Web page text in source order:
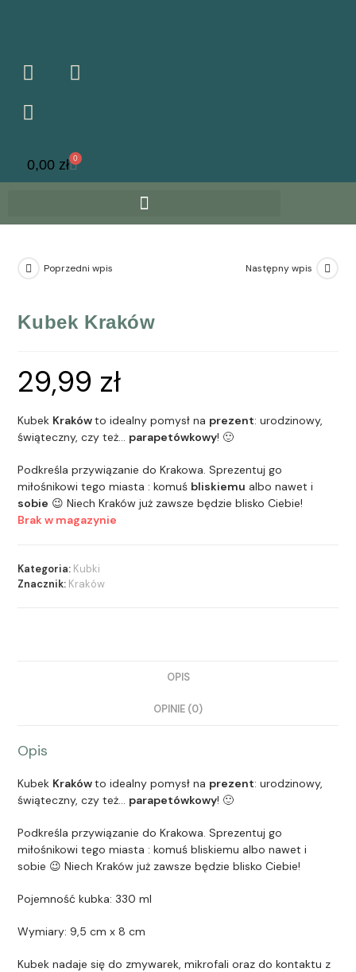
0,00 zł 0
Poprzedni wpis Następny wpis
Kubek Kraków
29,99 zł
Kubek Krakówto idealny pomysł na prezent: urodzinowy,
świąteczny, czy też… parapetówkowy! 🙂
Podkreśla przywiązanie do Krakowa. Sprezentuj go
miłośnikowi tego miasta : komuś bliskiemu albo nawet i
sobie 😉 Niech Kraków już zawsze będzie blisko Ciebie!
Brak w magazynie
Kategoria: Kubki
Znacznik: Kraków
OPIS
OPINIE (0)
Opis
Kubek Krakówto idealny pomysł na prezent: urodzinowy,
świąteczny, czy też… parapetówkowy! 🙂
Podkreśla przywiązanie do Krakowa. Sprezentuj go
miłośnikowi tego miasta : komuś bliskiemu albo nawet i
sobie 😉 Niech Kraków już zawsze będzie blisko Ciebie!
Pojemność kubka: 330 ml
Wymiary: 9,5 cm x 8 cm
Kubek nadaje się do zmywarek, mikrofali oraz do kontaktu z